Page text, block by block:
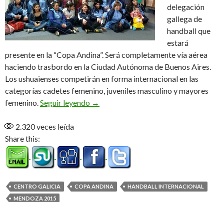
delegación
gallega de
handball que
estará
presente en la “Copa Andina”. Será completamente vía aérea
haciendo trasbordo en la Ciudad Autónoma de Buenos Aires.
Los ushuaienses competirán en forma internacional en las
categorías cadetes femenino, juveniles masculino y mayores
femenino. Seguir leyendo Centro Galicia en viaje a Mendoza
→
2.320veces leída
Share this:
CENTRO GALICIA COPA ANDINA
HANDBALL INTERNACIONAL
MENDOZA 2015